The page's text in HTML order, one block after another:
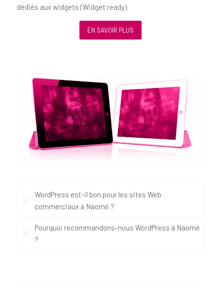
dédiés aux widgets (Widget ready).
EN SAVOIR PLUS
WordPress est-il bon pour les sites Web
commerciaux à Naomé ?
Pourquoi recommandons-nous WordPress à Naomé
?